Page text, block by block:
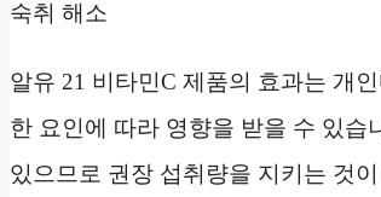
숙취 해소
알유 21 비타민C 제품의 효과는 개
한 요인에 따라 영향을 받을 수 있습
있으므로 권장 섭취량을 지키는 것